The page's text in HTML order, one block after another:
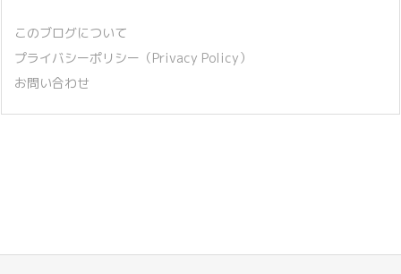
このブログについて
プライバシーポリシー（Privacy Policy）
お問い合わせ